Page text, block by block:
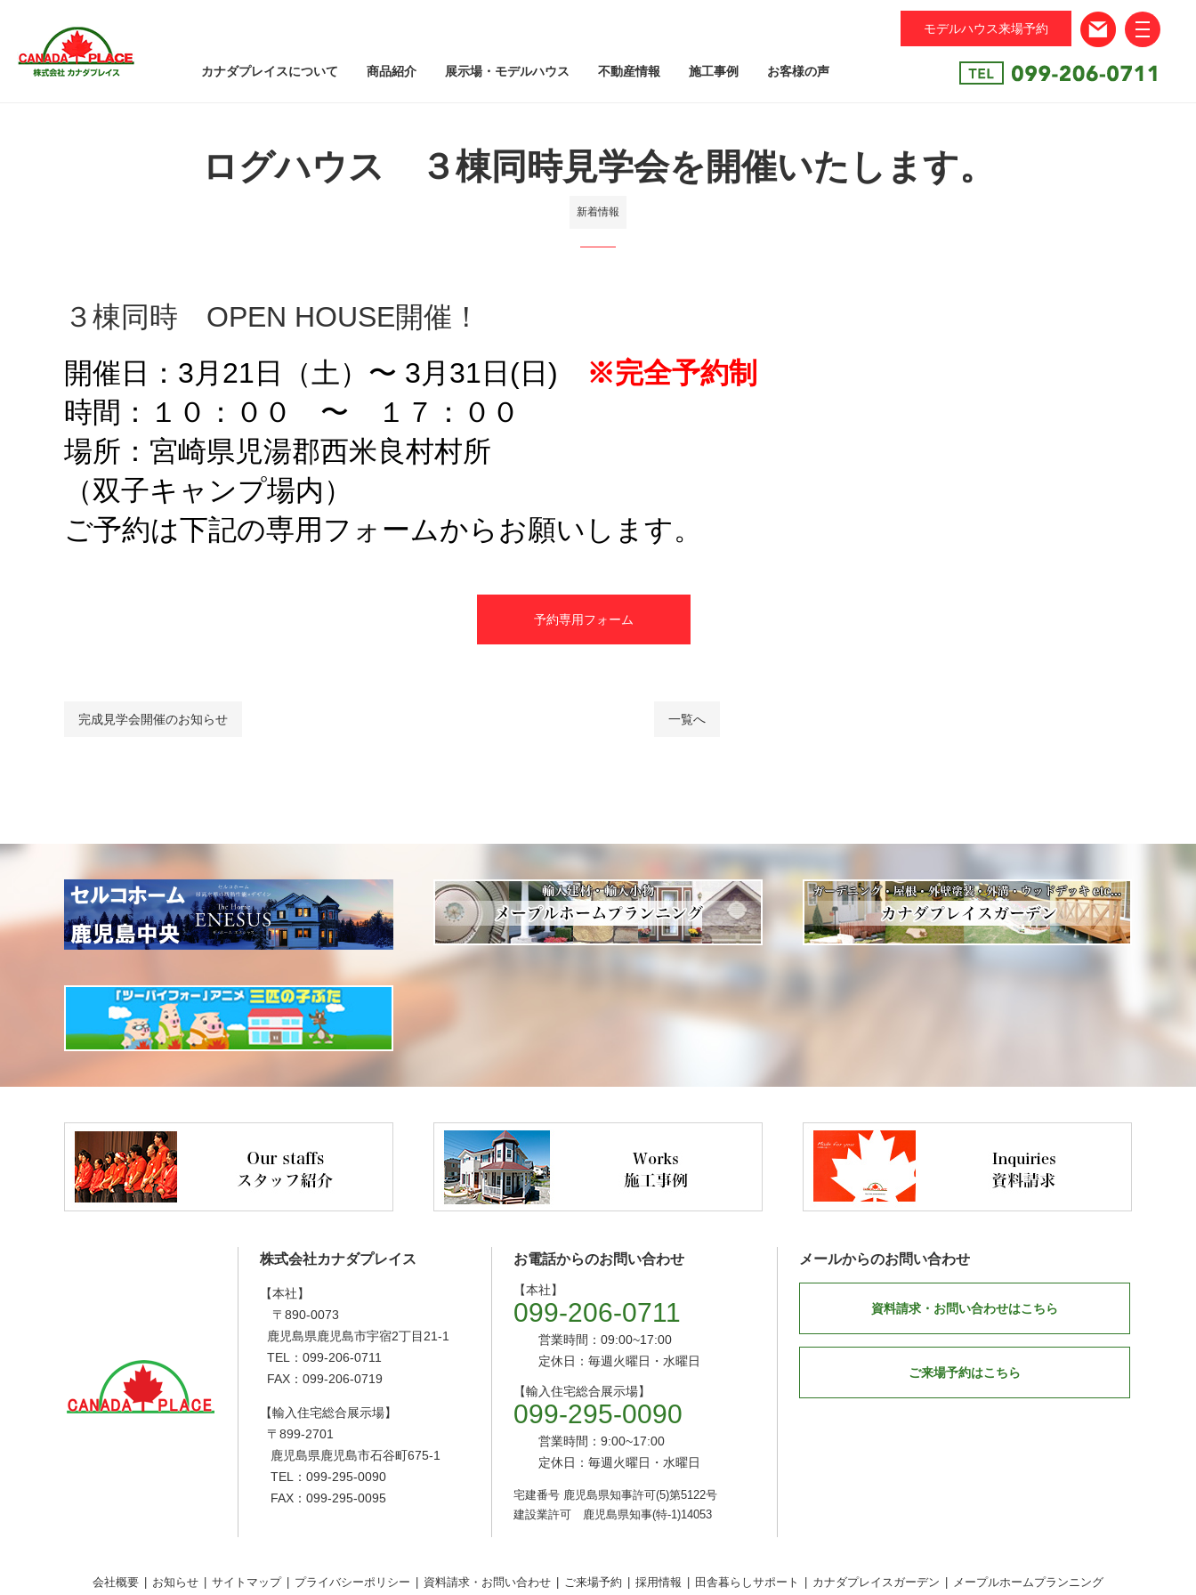
モデルハウス来場予約
カナダプレイスについて 商品紹介 展示場・モデルハウス 不動産情報 施工事例 お客様の声
toggle
navigation
ログハウス ３棟同時見学会を開催いたします。
新着情報
３棟同時 OPEN HOUSE開催！
開催日：3月21日（土）〜 3月31日(日)
※完全予約制
時間：１０：００ 〜 １７：００
場所：宮崎県児湯郡西米良村村所
（双子キャンプ場内）
ご予約は下記の専用フォームからお願いします。
予約専用フォーム
完成見学会開催のお知らせ 一覧へ
株式会社カナダプレイス
【本社】
〒890-0073
鹿児島県鹿児島市宇宿2丁目21-1
TEL：099-206-0711
FAX：099-206-0719
【輸入住宅総合展示場】
〒899-2701
鹿児島県鹿児島市石谷町675-1
TEL：099-295-0090
FAX：099-295-0095
お電話からのお問い合わせ
【本社】
099-206-0711
営業時間：09:00~17:00
定休日：毎週火曜日・水曜日
【輸入住宅総合展示場】
099-295-0090
営業時間：9:00~17:00
定休日：毎週火曜日・水曜日
宅建番号 鹿児島県知事許可(5)第5122号
建設業許可 鹿児島県知事(特-1)14053
メールからのお問い合わせ
資料請求・お問い合わせはこちら
ご来場予約はこちら
会社概要 お知らせ サイトマップ プライバシーポリシー 資料請求・お問い合わせ ご来場予約 採用情報 田舎暮らしサポート カナダプレイスガーデン メープルホームプランニング